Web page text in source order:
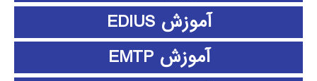
آموزش EDIUS
آموزش EMTP